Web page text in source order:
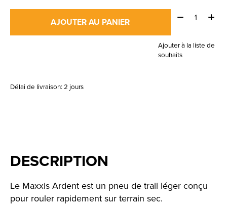
AJOUTER AU PANIER
Quantité:
Ajouter à la liste de
souhaits
Délai de livraison: 2 jours
DESCRIPTION
Le Maxxis Ardent est un pneu de trail léger conçu
pour rouler rapidement sur terrain sec.